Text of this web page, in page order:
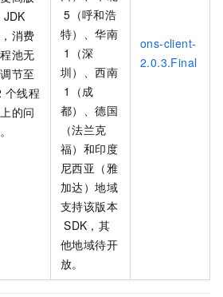
JDK
消费
池无
节至
个线程
的问
5（呼和浩
特）、华南
1（深
圳）、西南
1（成
都）、德国
（法兰克
福）和印度
尼西亚（雅
加达）地域
支持该版本
SDK，其
他地域待开
放。
ons-client-
2.0.3.Final